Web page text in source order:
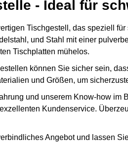
- Ideal für
Tischgestell, das speziell
und Stahl mit einer
Tischplatten mühelos.
können Sie sicher sein,
und Größen, um
und unserem Know-how
Kundenservice.
Angebot und lassen